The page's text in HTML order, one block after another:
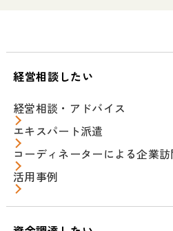
経営相談したい
経営相談・アドバイス
エキスパート派遣
コーディネーターによる企業訪
活用事例